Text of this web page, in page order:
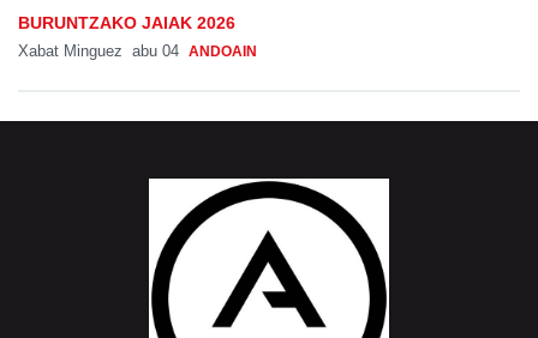
BURUNTZAKO JAIAK 2026
Xabat Minguez abu 04 ANDOAIN